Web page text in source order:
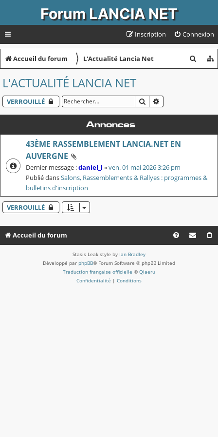
Forum LANCIA NET
Connexion
Inscription
Accueil du forum 〉 L'Actualité Lancia Net
e
L'ACTUALITÉ LANCIA NET
VERROUILLÉ RECHERCHER
Annonces
43ÈME RASSEMBLEMENT LANCIA.NET EN
AUVERGNE
Dernier message :daniel_l «ven. 01 mai 2026 3:26 pm
Publié dansSalons, Rassemblements & Rallyes : programmes &
bulletins d'inscription
VERROUILLÉ
Accueil du forum
Stasis Leak style by Ian Bradley
Développé par phpBB® Forum Software © phpBB Limited
Traduction française officielle © Qiaeru
Confidentialité | Conditions